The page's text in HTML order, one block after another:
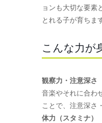
ョンも大切な要素
とれる子が育ちま
こんな力が
観察力・注意深さ
音楽やそれに合わ
ことで、注意深さ
体力（スタミナ）